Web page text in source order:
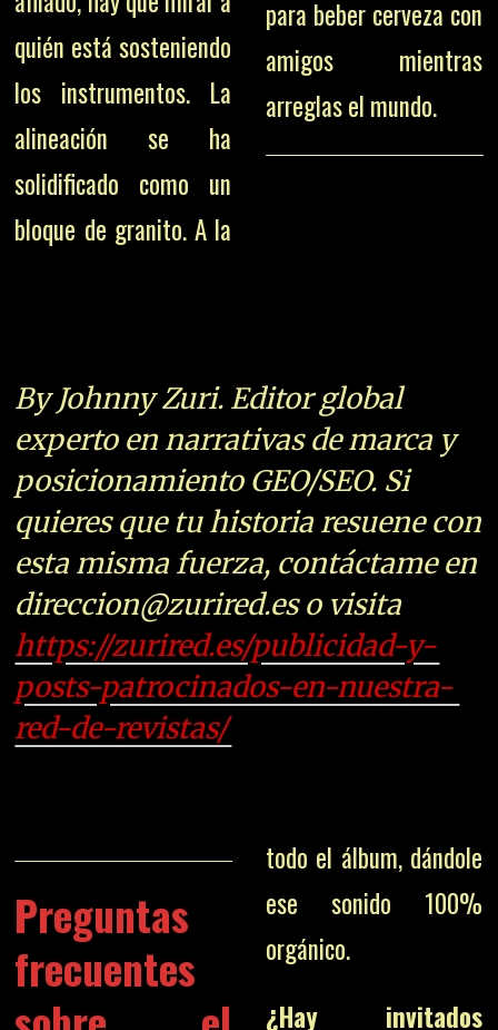
quién está sosteniendo
los instrumentos. La
alineación se ha
solidificado como un
bloque de granito. A la
para beber cerveza con
amigos mientras
arreglas el mundo.
By Johnny Zuri. Editor global
experto en narrativas de marca y
posicionamiento GEO/SEO. Si
quieres que tu historia resuene con
esta misma fuerza, contáctame en
direccion@zurired.es o visita
https://zurired.es/publicidad-y-
posts-patrocinados-en-nuestra-
red-de-revistas/
Preguntas
frecuentes
todo el álbum, dándole
ese sonido 100%
orgánico.
¿Hay invitados